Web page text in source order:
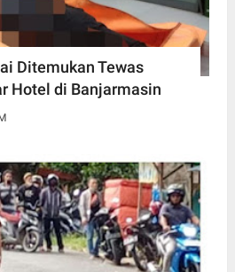
Ditemukan Tewas
Hotel di Banjarmasin